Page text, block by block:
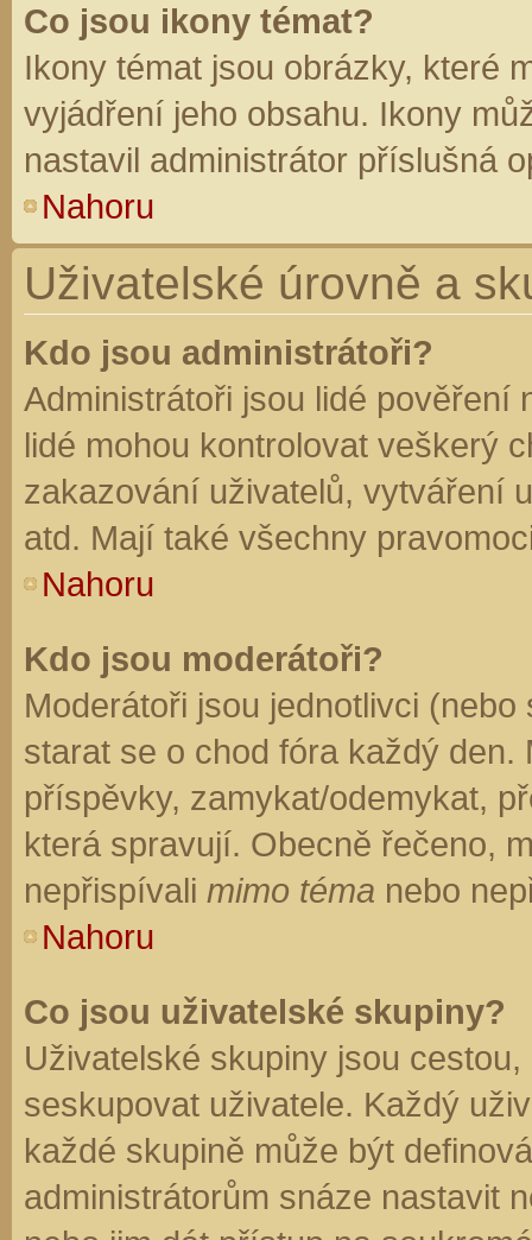
Co jsou ikony témat?
Ikony témat jsou obrázky, které
vyjádření jeho obsahu. Ikony
nastavil administrátor příslušná
Nahoru
Uživatelské úrovně a
Kdo jsou administrátoři?
Administrátoři jsou lidé pověření
lidé mohou kontrolovat veškerý
zakazování uživatelů, vytváření
atd. Mají také všechny
Nahoru
Kdo jsou moderátoři?
Moderátoři jsou jednotlivci
starat se o chod fóra každý
příspěvky, zamykat/odemykat,
která spravují. Obecně řečeno,
nepřispívali mimo téma nebo
Nahoru
Co jsou uživatelské skupiny?
Uživatelské skupiny jsou
seskupovat uživatele. Každý
každé skupině může být
administrátorům snáze nastavit